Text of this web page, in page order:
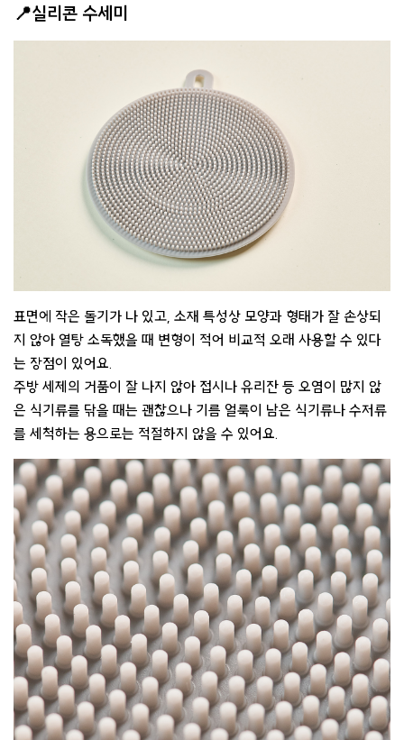
📍실리콘 수세미
표면에 작은 돌기가 나 있고, 소재 특성상 모양과 형태가 잘 손상되
지 않아 열탕 소독했을 때 변형이 적어 비교적 오래 사용할 수 있다
는 장점이 있어요.
주방 세제의 거품이 잘 나지 않아 접시나 유리잔 등 오염이 많지 않
은 식기류를 닦을 때는 괜찮으나 기름 얼룩이 남은 식기류나 수저류
를 세척하는 용으로는 적절하지 않을 수 있어요.